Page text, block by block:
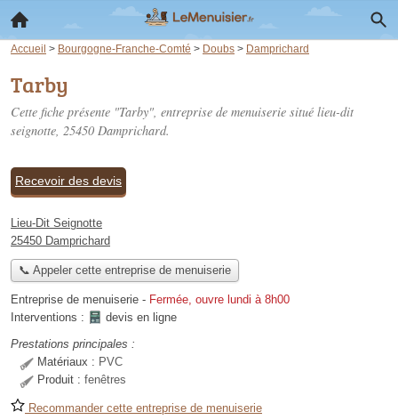
Accueil > Bourgogne-Franche-Comté > Doubs > Damprichard
Tarby
Cette fiche présente "Tarby", entreprise de menuiserie situé lieu-dit
seignotte, 25450 Damprichard.
Recevoir des devis
Lieu-Dit Seignotte
25450 Damprichard
📞 Appeler cette entreprise de menuiserie
Entreprise de menuiserie - Fermée, ouvre lundi à 8h00
Interventions :
devis en ligne
Prestations principales :
Matériaux : PVC
Produit : fenêtres
Recommander cette entreprise de menuiserie